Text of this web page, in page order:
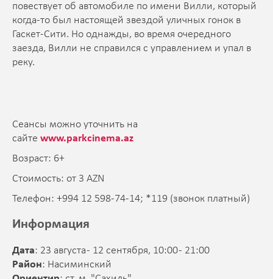
повествует об автомобиле по имени Вилли, который
когда-то был настоящей звездой уличных гонок в
Гаскет-Сити. Но однажды, во время очередного
заезда, Вилли не справился с управлением и упал в
реку.
Сеансы можно уточнить на
сайте www.parkcinema.az
Возраст: 6+
Стоимость: от 3 AZN
Телефон: +994 12 598-74-14; *119 (звонок платный)
Информация
Дата: 23 августа - 12 сентября, 10:00 - 21:00
Район: Насиминский